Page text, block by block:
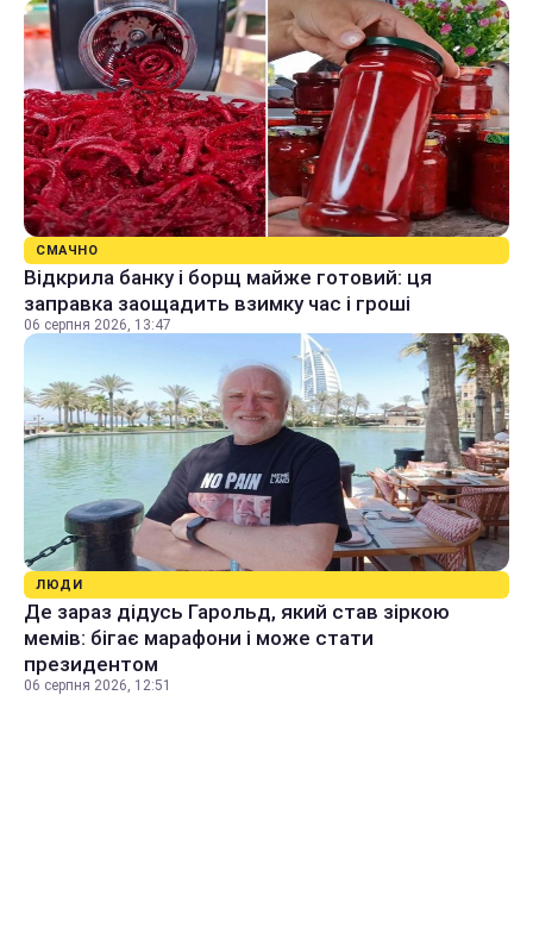
СМАЧНО
Відкрила банку і борщ майже готовий: ця
заправка заощадить взимку час і гроші
06 серпня 2026, 13:47
ЛЮДИ
Де зараз дідусь Гарольд, який став зіркою
мемів: бігає марафони і може стати
президентом
06 серпня 2026, 12:51